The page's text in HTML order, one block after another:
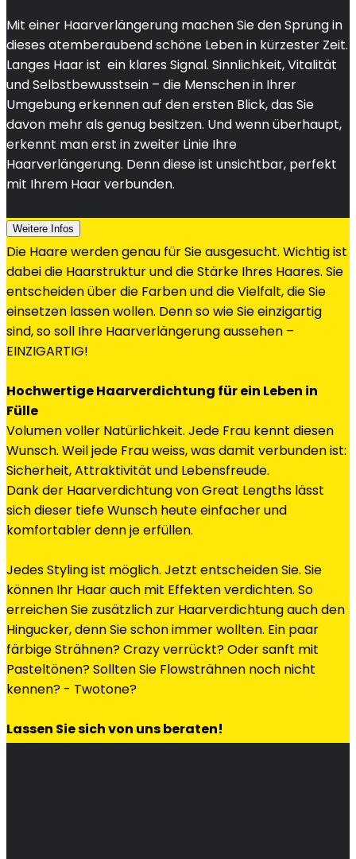
Mit einer Haarverlängerung machen Sie den Sprung in
dieses atemberaubend schöne Leben in kürzester Zeit.
Langes Haar ist ein klares Signal. Sinnlichkeit, Vitalität
und Selbstbewusstsein – die Menschen in Ihrer
Umgebung erkennen auf den ersten Blick, das Sie
davon mehr als genug besitzen. Und wenn überhaupt,
erkennt man erst in zweiter Linie Ihre
Haarverlängerung. Denn diese ist unsichtbar, perfekt
mit Ihrem Haar verbunden.
Weitere Infos
Die Haare werden genau für Sie ausgesucht. Wichtig ist
dabei die Haarstruktur und die Stärke Ihres Haares. Sie
entscheiden über die Farben und die Vielfalt, die Sie
einsetzen lassen wollen. Denn so wie Sie einzigartig
sind, so soll Ihre Haarverlängerung aussehen –
EINZIGARTIG!
Hochwertige Haarverdichtung für ein Leben in
Fülle
Volumen voller Natürlichkeit. Jede Frau kennt diesen
Wunsch. Weil jede Frau weiss, was damit verbunden ist:
Sicherheit, Attraktivität und Lebensfreude.
Dank der Haarverdichtung von Great Lengths lässt
sich dieser tiefe Wunsch heute einfacher und
komfortabler denn je erfüllen.
Jedes Styling ist möglich. Jetzt entscheiden Sie. Sie
können Ihr Haar auch mit Effekten verdichten. So
erreichen Sie zusätzlich zur Haarverdichtung auch den
Hingucker, denn Sie schon immer wollten. Ein paar
färbige Strähnen? Crazy verrückt? Oder sanft mit
Pasteltönen? Sollten Sie Flowsträhnen noch nicht
kennen? - Twotone?
Lassen Sie sich von uns beraten!